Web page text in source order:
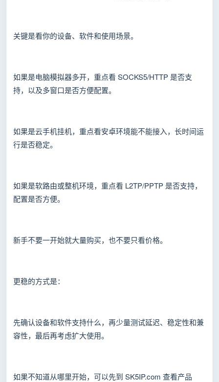
关键是看你的设备、软件和使用场景。
如果是电脑模拟器多开，重点看 SOCKS5/HTTP 是否支
持，以及多窗口是否方便配置。
如果是云手机挂机，重点看安卓环境能不能接入，长时间运
行是否稳定。
如果是软路由或整机环境，重点看 L2TP/PPTP 是否支持，
配置是否方便。
新手不要一开始就大量购买，也不要只看价格。
更稳的方式是：
先确认设备和软件支持什么，再少量测试延迟、稳定性和兼
容性，最后再考虑扩大使用。
如果不知道从哪里开始，可以先到 SK5IP.com 查看产品